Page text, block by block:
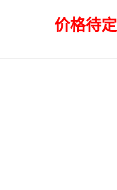
价格待定